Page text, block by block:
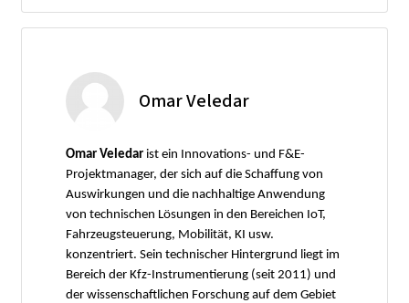
Omar Veledar
Omar Veledar ist ein Innovations- und F&E-
Projektmanager, der sich auf die Schaffung von
Auswirkungen und die nachhaltige Anwendung
von technischen Lösungen in den Bereichen IoT,
Fahrzeugsteuerung, Mobilität, KI usw.
konzentriert. Sein technischer Hintergrund liegt im
Bereich der Kfz-Instrumentierung (seit 2011) und
der wissenschaftlichen Forschung auf dem Gebiet